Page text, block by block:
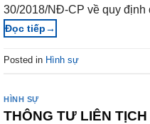
30/2018/NĐ-CP về quy
→
Posted in Hình sự
HÌNH SỰ
THÔNG TƯ LIÊN TỊCH